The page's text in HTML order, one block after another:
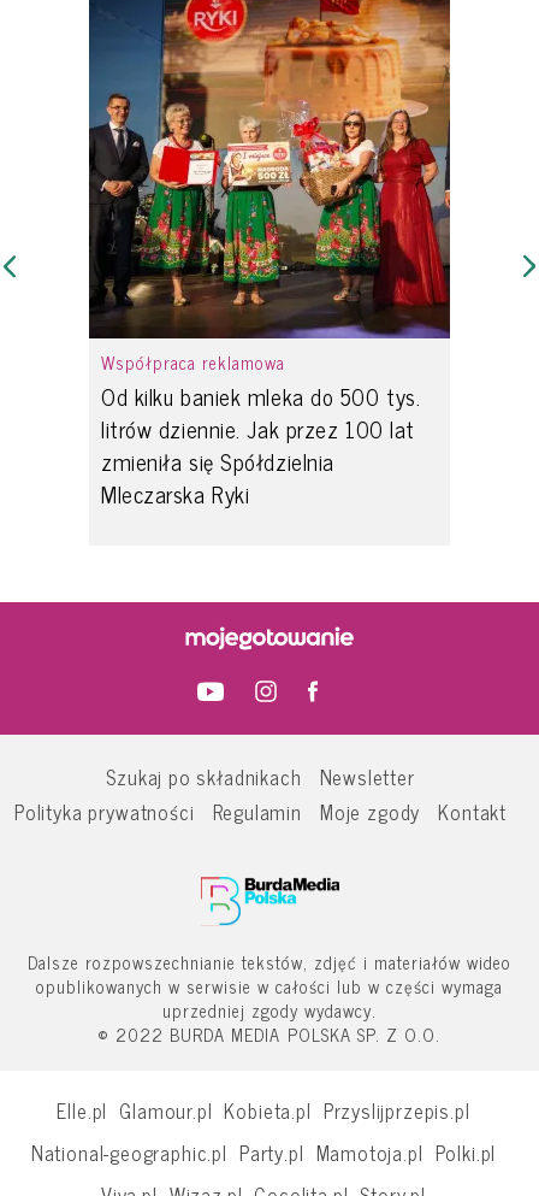
Współpraca reklamowa
Od kilku baniek mleka do 500 tys.
litrów dziennie. Jak przez 100 lat
zmieniła się Spółdzielnia
Mleczarska Ryki
Szukaj po składnikach
Newsletter
Polityka prywatności
Regulamin Moje zgody Kontakt
Dalsze rozpowszechnianie tekstów, zdjęć i materiałów wideo
opublikowanych w serwisie w całości lub w części wymaga
uprzedniej zgody wydawcy.
© 2022 BURDA MEDIA POLSKA SP. Z O.O.
Elle.pl Glamour.pl Kobieta.pl Przyslijprzepis.pl
National-geographic.pl Party.pl Mamotoja.pl Polki.pl